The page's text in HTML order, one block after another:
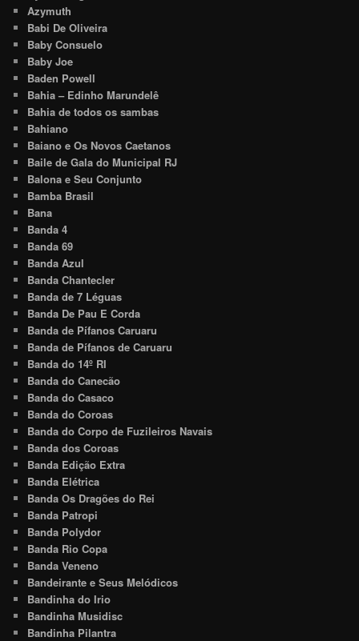
Azymuth
Babi De Oliveira
Baby Consuelo
Baby Joe
Baden Powell
Bahia – Edinho Marundelê
Bahia de todos os sambas
Bahiano
Baiano e Os Novos Caetanos
Baile de Gala do Municipal RJ
Balona e Seu Conjunto
Bamba Brasil
Bana
Banda 4
Banda 69
Banda Azul
Banda Chantecler
Banda de 7 Léguas
Banda De Pau E Corda
Banda de Pífanos Caruaru
Banda de Pífanos de Caruaru
Banda do 14º RI
Banda do Canecão
Banda do Casaco
Banda do Coroas
Banda do Corpo de Fuzileiros Navais
Banda dos Coroas
Banda Edição Extra
Banda Elétrica
Banda Os Dragões do Rei
Banda Patropi
Banda Polydor
Banda Rio Copa
Banda Veneno
Bandeirante e Seus Melódicos
Bandinha do Irio
Bandinha Musidisc
Bandinha Pilantra